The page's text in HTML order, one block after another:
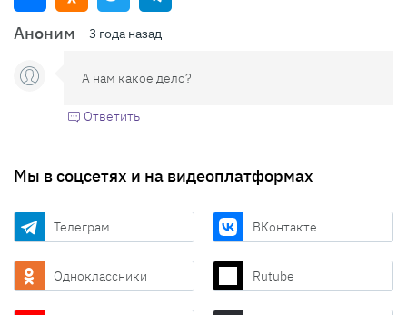
Аноним 3 года назад
А нам какое дело?
Ответить
Мы в соцсетях и на видеоплатформах
Телеграм ВКонтакте
Одноклассники Rutube